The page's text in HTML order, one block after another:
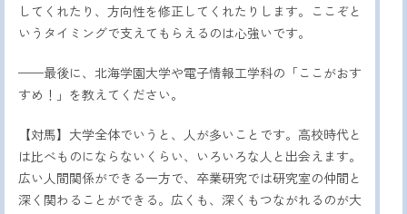
してくれたり、方向性を修正してくれたりします。ここぞと
いうタイミングで支えてもらえるのは心強いです。
——最後に、北海学園大学や電子情報工学科の「ここがおす
すめ！」を教えてください。
【対馬】大学全体でいうと、人が多いことです。高校時代と
は比べものにならないくらい、いろいろな人と出会えます。
広い人間関係ができる一方で、卒業研究では研究室の仲間と
深く関わることができる。広くも、深くもつながれるのが大